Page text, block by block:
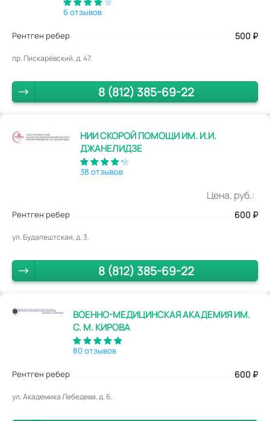
6 отзывов
Рентген ребер 500 ₽
пр. Пискарёвский, д. 47.
8 (812) 385-69-22
НИИ СКОРОЙ ПОМОЩИ ИМ. И.И.
ДЖАНЕЛИДЗЕ
38 отзывов
Цена, руб.:
Рентген ребер 600 ₽
ул. Будапештская, д. 3.
8 (812) 385-69-22
ВОЕННО-МЕДИЦИНСКАЯ АКАДЕМИЯ ИМ.
С. М. КИРОВА
80 отзывов
Рентген ребер 600 ₽
ул. Академика Лебедева, д. 6.